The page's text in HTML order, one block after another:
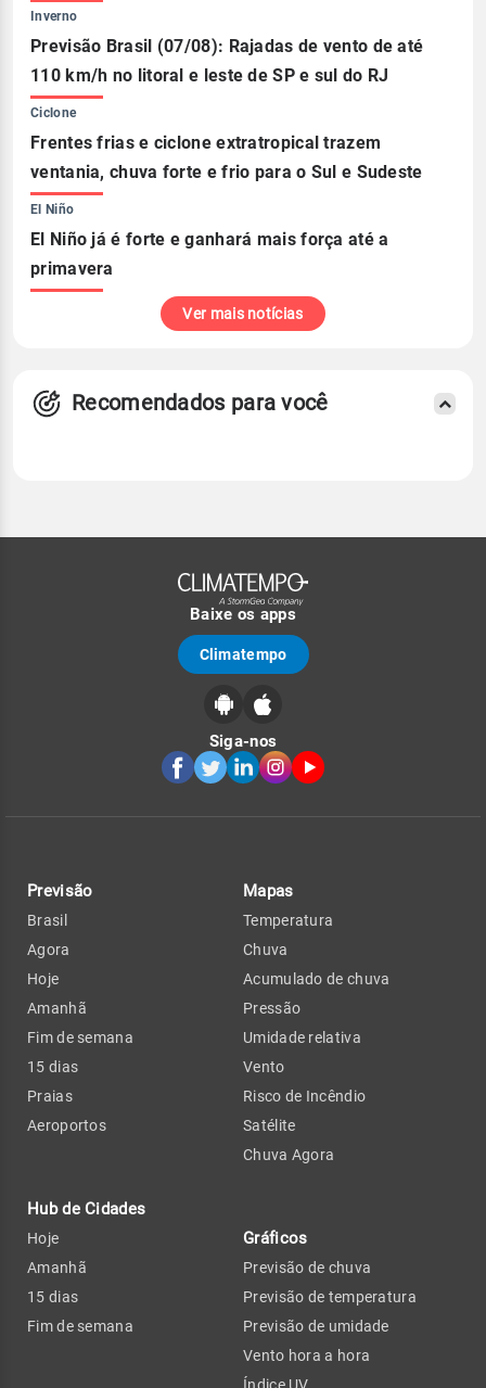
Inverno
Previsão Brasil (07/08): Rajadas de vento de até
110 km/h no litoral e leste de SP e sul do RJ
Ciclone
Frentes frias e ciclone extratropical trazem
ventania, chuva forte e frio para o Sul e Sudeste
El Niño
El Niño já é forte e ganhará mais força até a
primavera
Ver mais notícias
Recomendados para você
Baixe os apps
Climatempo
Siga-nos
Previsão
Brasil
Agora
Hoje
Amanhã
Fim de semana
15 dias
Praias
Aeroportos
Hub de Cidades
Hoje
Amanhã
15 dias
Fim de semana
Mapas
Temperatura
Chuva
Acumulado de chuva
Pressão
Umidade relativa
Vento
Risco de Incêndio
Satélite
Chuva Agora
Gráficos
Previsão de chuva
Previsão de temperatura
Previsão de umidade
Vento hora a hora